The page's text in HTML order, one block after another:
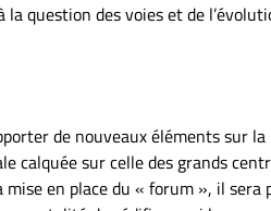
question des voies et de
de nouveaux éléments sur la
sur celle des grands
en place du « forum », il sera